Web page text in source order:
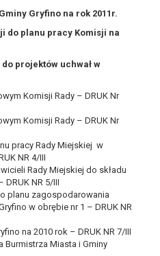
Gryfino na rok 2011r.
do planu pracy Komisji na
projektów uchwał w
Komisji Rady – DRUK Nr
Komisji Rady – DRUK Nr
pracy Rady Miejskiej w
NR 4/III
Rady Miejskiej do składu
NR 5/III
planu zagospodarowania
w obrębie nr 1 – DRUK NR
na 2010 rok – DRUK NR 7/III
Burmistrza Miasta i Gminy
lub w ramach
władzy publicznej
przetwarzania do celów
interesów
trzecią.
z Pani/Pana
W razie wniesienia
nie może już
danych osobowych, chyba
ważnych prawnie
interesów, praw i
dane dotyczą, lub